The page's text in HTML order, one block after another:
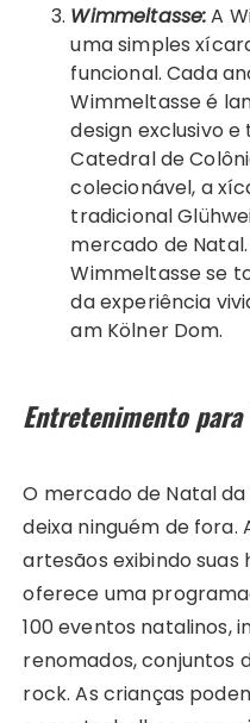
Wimmeltasse:A
uma simples
funcional. Cada
Wimmeltasse é
design exclusivo
Catedral de
colecionável, a
tradicional
mercado de
Wimmeltasse se
da experiência
am Kölner Dom.
Entretenimento para
O mercado de Natal
deixa ninguém de fora.
artesãos exibindo
oferece uma
100 eventos natalinos,
renomados, conjuntos
rock. As crianças